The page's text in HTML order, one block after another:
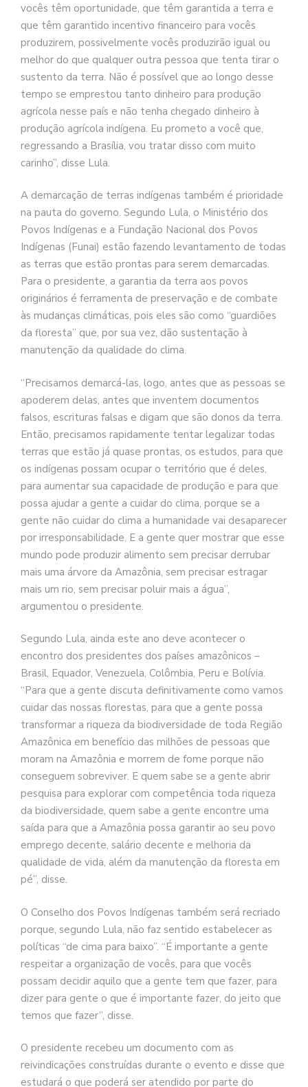
vocês têm oportunidade, que têm garantida a terra e
que têm garantido incentivo financeiro para vocês
produzirem, possivelmente vocês produzirão igual ou
melhor do que qualquer outra pessoa que tenta tirar o
sustento da terra. Não é possível que ao longo desse
tempo se emprestou tanto dinheiro para produção
agrícola nesse país e não tenha chegado dinheiro à
produção agrícola indígena. Eu prometo a você que,
regressando a Brasília, vou tratar disso com muito
carinho”, disse Lula.
A demarcação de terras indígenas também é prioridade
na pauta do governo. Segundo Lula, o Ministério dos
Povos Indígenas e a Fundação Nacional dos Povos
Indígenas (Funai) estão fazendo levantamento de todas
as terras que estão prontas para serem demarcadas.
Para o presidente, a garantia da terra aos povos
originários é ferramenta de preservação e de combate
às mudanças climáticas, pois eles são como “guardiões
da floresta” que, por sua vez, dão sustentação à
manutenção da qualidade do clima.
“Precisamos demarcá-las, logo, antes que as pessoas se
apoderem delas, antes que inventem documentos
falsos, escrituras falsas e digam que são donos da terra.
Então, precisamos rapidamente tentar legalizar todas
terras que estão já quase prontas, os estudos, para que
os indígenas possam ocupar o território que é deles,
para aumentar sua capacidade de produção e para que
possa ajudar a gente a cuidar do clima, porque se a
gente não cuidar do clima a humanidade vai desaparecer
por irresponsabilidade. E a gente quer mostrar que esse
mundo pode produzir alimento sem precisar derrubar
mais uma árvore da Amazônia, sem precisar estragar
mais um rio, sem precisar poluir mais a água”,
argumentou o presidente.
Segundo Lula, ainda este ano deve acontecer o
encontro dos presidentes dos países amazônicos –
Brasil, Equador, Venezuela, Colômbia, Peru e Bolívia.
“Para que a gente discuta definitivamente como vamos
cuidar das nossas florestas, para que a gente possa
transformar a riqueza da biodiversidade de toda Região
Amazônica em benefício das milhões de pessoas que
moram na Amazônia e morrem de fome porque não
conseguem sobreviver. E quem sabe se a gente abrir
pesquisa para explorar com competência toda riqueza
da biodiversidade, quem sabe a gente encontre uma
saída para que a Amazônia possa garantir ao seu povo
emprego decente, salário decente e melhoria da
qualidade de vida, além da manutenção da floresta em
pé”, disse.
O Conselho dos Povos Indígenas também será recriado
porque, segundo Lula, não faz sentido estabelecer as
políticas “de cima para baixo”. “É importante a gente
respeitar a organização de vocês, para que vocês
possam decidir aquilo que a gente tem que fazer, para
dizer para gente o que é importante fazer, do jeito que
temos que fazer”, disse.
O presidente recebeu um documento com as
reivindicações construídas durante o evento e disse que
estudará o que poderá ser atendido por parte do